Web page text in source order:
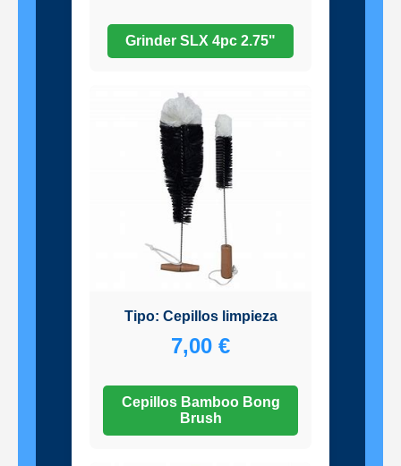
Grinder SLX 4pc 2.75"
Tipo: Cepillos limpieza
7,00 €
Cepillos Bamboo Bong
Brush